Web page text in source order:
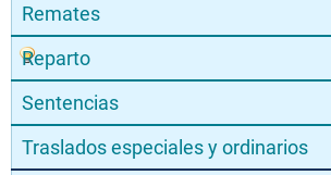
Remates
Reparto
Sentencias
Traslados especiales y ordinarios